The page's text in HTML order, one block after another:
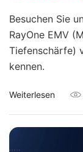
Besuchen Sie
RayOne EMV
Tiefenschärfe)
kennen.
Weiterlesen